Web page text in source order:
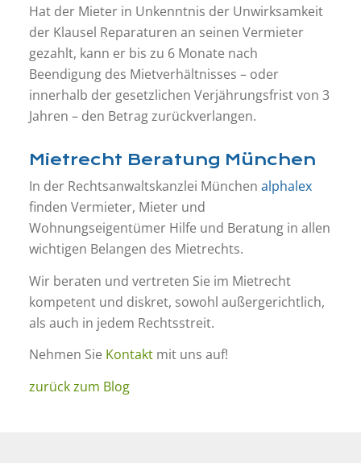
Hat der Mieter in Unkenntnis der Unwirksamkeit
der Klausel Reparaturen an seinen Vermieter
gezahlt, kann er bis zu 6 Monate nach
Beendigung des Mietverhältnisses – oder
innerhalb der gesetzlichen Verjährungsfrist von 3
Jahren – den Betrag zurückverlangen.
Mietrecht Beratung München
In der Rechtsanwaltskanzlei München alphalex
finden Vermieter, Mieter und
Wohnungseigentümer Hilfe und Beratung in allen
wichtigen Belangen des Mietrechts.
Wir beraten und vertreten Sie im Mietrecht
kompetent und diskret, sowohl außergerichtlich,
als auch in jedem Rechtsstreit.
Nehmen Sie Kontaktmit uns auf!
zurück zum Blog